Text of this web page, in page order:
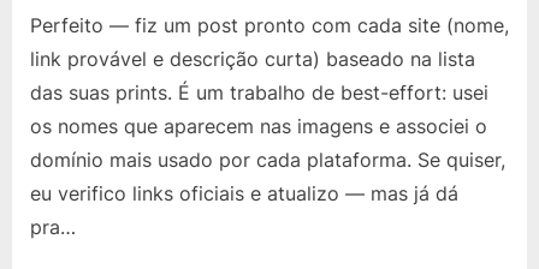
Perfeito — fiz um post pronto com cada site (nome,
link provável e descrição curta) baseado na lista
das suas prints. É um trabalho de best-effort: usei
os nomes que aparecem nas imagens e associei o
domínio mais usado por cada plataforma. Se quiser,
eu verifico links oficiais e atualizo — mas já dá
pra…